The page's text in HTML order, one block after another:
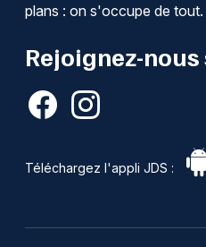
plans : on s'occupe de tout.
Rejoignez-nous
Téléchargez l'appli JDS :